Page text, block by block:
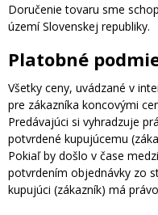
Doručenie tovaru sme
území Slovenskej republiky.
Platobné
Všetky ceny, uvádzané v
pre zákazníka koncovými
Predávajúci si vyhradzuje
potvrdené kupujúcemu
Pokiaľ by došlo v čase
potvrdením objednávky zo
kupujúci (zákazník) má